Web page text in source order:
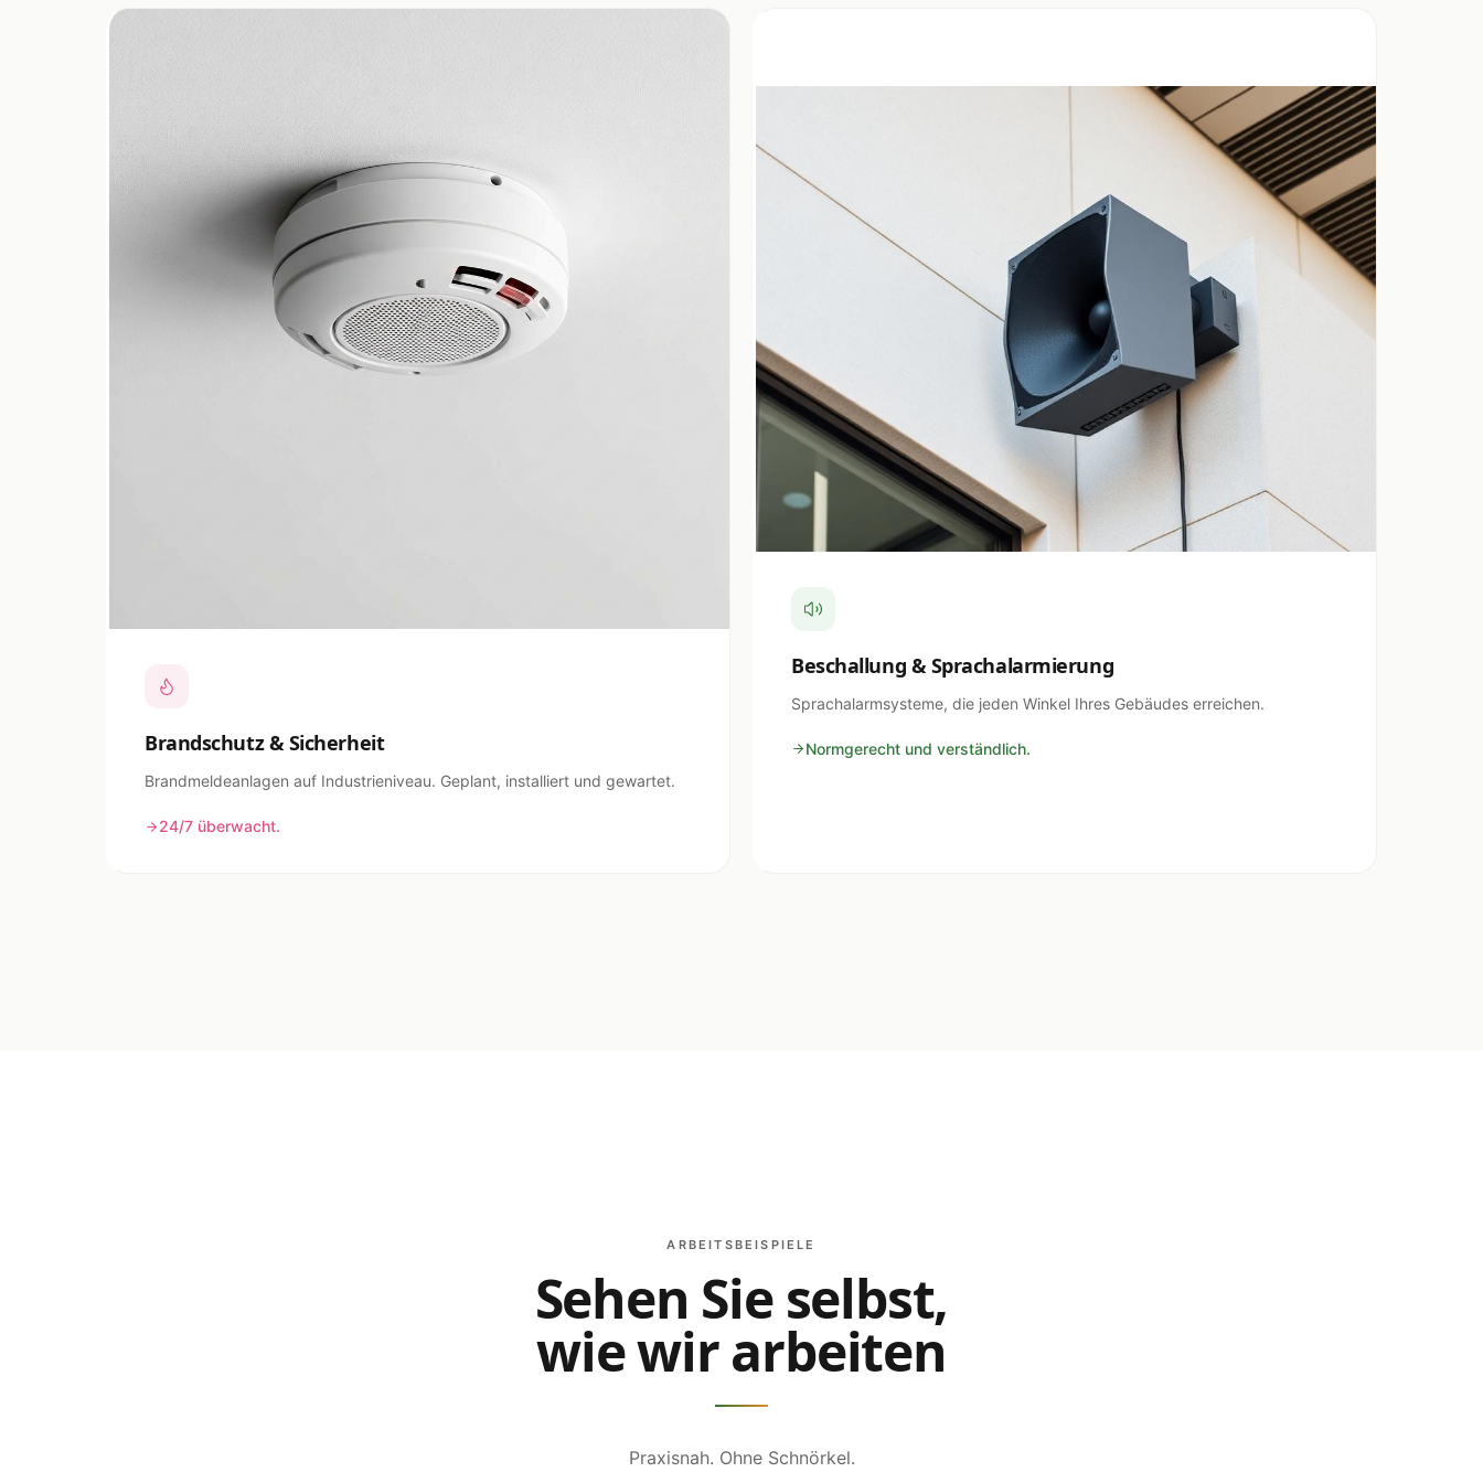
Brandschutz & Sicherheit
Brandmeldeanlagen auf Industrieniveau. Geplant, installiert und gewartet.
24/7 überwacht.
Beschallung & Sprachalarmierung
Sprachalarmsysteme, die jeden Winkel Ihres Gebäudes erreichen.
Normgerecht und verständlich.
ARBEITSBEISPIELE
Sehen Sie selbst,
wie wir arbeiten
Praxisnah. Ohne Schnörkel.